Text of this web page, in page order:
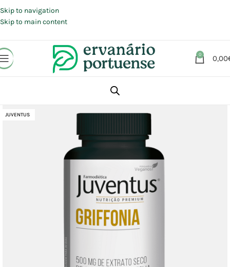
Skip to navigation
Skip to main content
0 0,00
Suplementos alimentares
JUVENTUS